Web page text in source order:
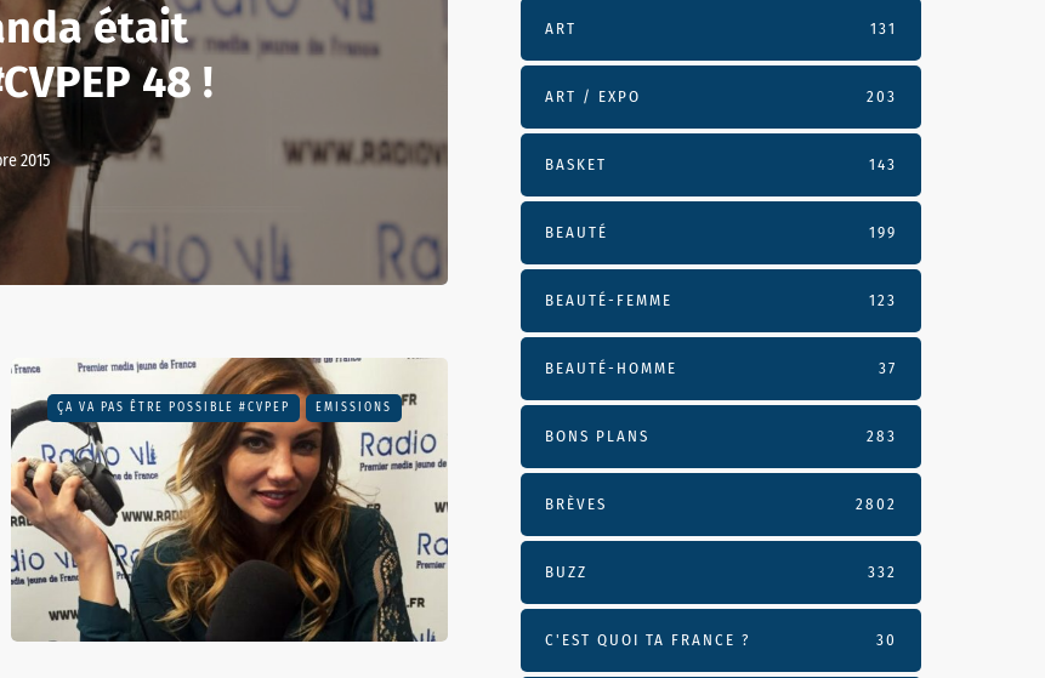
était
48 !
2015
ÇA VA PAS ÊTRE POSSIBLE #CVPEP EMISSIONS
ART 131
ART / EXPO 203
BASKET 143
BEAUTÉ 199
BEAUTÉ-FEMME 123
BEAUTÉ-HOMME 37
BONS PLANS 283
BRÈVES 2802
BUZZ 332
C'EST QUOI TA FRANCE ? 30